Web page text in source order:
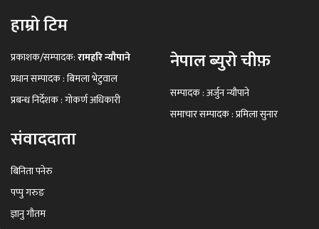
हाम्रो टिम
प्रकाशक/सम्पादक:रामहरि न्यौपाने
प्रधान सम्पादक : बिमला भेटुवाल
प्रबन्ध निर्देशक : गोकर्ण अधिकारी
नेपाल ब्युरो चीफ़
सम्पादक : अर्जुन न्यौपाने
समाचार सम्पादक : प्रमिला सुनार
संवाददाता
बिनिता पनेरु
पप्पु गरुङ
ज्ञानु गौतम